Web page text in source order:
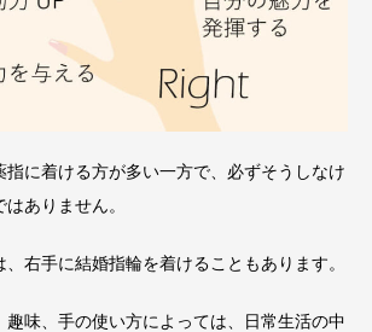
指に着ける方が多い一方で、必ずそうしなけ
ありません。
、右手に結婚指輪を着けることもあります。
趣味、手の使い方によっては、日常生活の中